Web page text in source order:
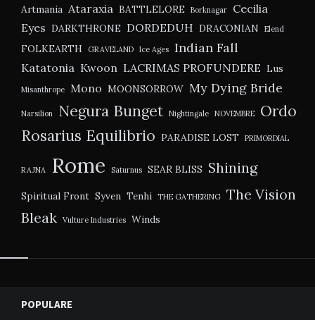
Artmania Ataraxia BATTLELORE Borknagar
Cecilia
Eyes DARKTHRONE DORDEDUH DRACONIAN Elend
FOLKEARTH GRAVELAND Ice Ages Indian Fall
Katatonia Kwoon LACRIMAS PROFUNDERE Lus
Misanthrope Mono MOONSORROW My Dying Bride
Narsilion Negura Bunget Nightingale NOVEMBRE
Ordo
Rosarius Equilibrio PARADISE LOST PRIMORDIAL
RAJNA Rome Saturnus SEAR BLISS Shining
Spiritual Front Syven Tenhi THE GATHERING The Vision
Bleak Vulture Industries Winds
Widgets
POPULARE